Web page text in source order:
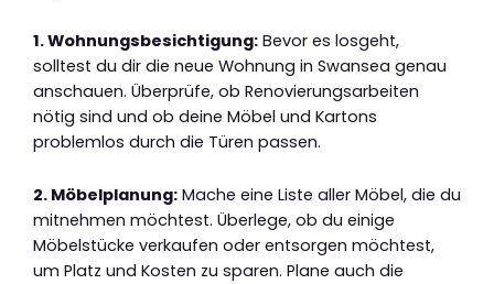
1. Wohnungsbesichtigung: Bevor es losgeht,
solltest du dir die neue Wohnung in Swansea genau
anschauen. Überprüfe, ob Renovierungsarbeiten
nötig sind und ob deine Möbel und Kartons
problemlos durch die Türen passen.
2. Möbelplanung: Mache eine Liste aller Möbel, die du
mitnehmen möchtest. Überlege, ob du einige
Möbelstücke verkaufen oder entsorgen möchtest,
um Platz und Kosten zu sparen. Plane auch die